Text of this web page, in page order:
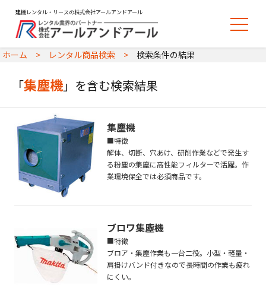
建機レンタル・リースの株式会社アールアンドアール
ホーム レンタル商品検索 検索条件の結果
「集塵機」を含む検索結果
集塵機
■特徴
解体、切断、穴あけ、研削作業などで発生す
る粉塵の集塵に高性能フィルターで活躍。作
業環境保全では必須商品です。
ブロワ集塵機
■特徴
ブロア・集塵作業も一台二役。小型・軽量・
肩掛けバンド付きなので長時間の作業も疲れ
にくい。